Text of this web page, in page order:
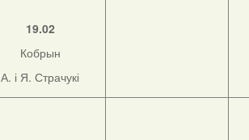
19.02
Кобрын
А. і Я. Страчукі